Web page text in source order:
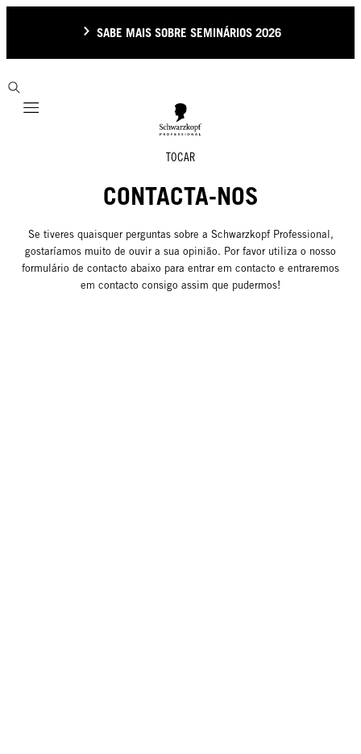
SABE MAIS SOBRE SEMINÁRIOS 2026
Mobile navigation
TOCAR
CONTACTA-NOS
Se tiveres quaisquer perguntas sobre a Schwarzkopf Professional,
gostaríamos muito de ouvir a sua opinião. Por favor utiliza o nosso
formulário de contacto abaixo para entrar em contacto e entraremos
em contacto consigo assim que pudermos!